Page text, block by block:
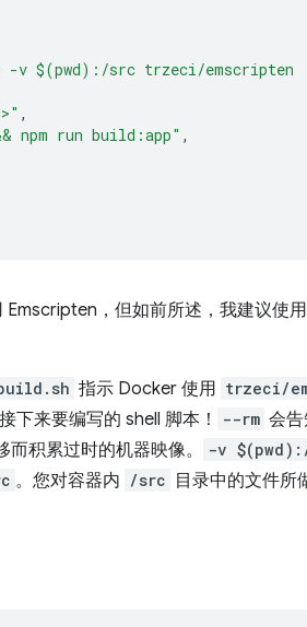
-v $(pwd):/src trzeci/emscripten
,
npm run build:app" ,
Emscripten，但如前所述，我建议使
指示 Docker 使用 trzeci/
下来要编写的 shell 脚本！ --rm 会
积累过时的机器映像。
-v
。您对容器内 /src
目录中的文件所